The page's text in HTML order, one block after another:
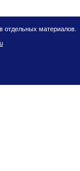
отдельных материалов.